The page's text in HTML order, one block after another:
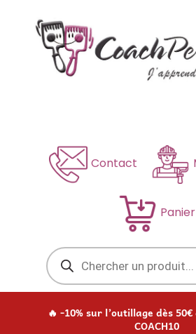
Contact
Panier
Recherche
de
produits
🔥 -10% sur l’outillage dès
COACH10